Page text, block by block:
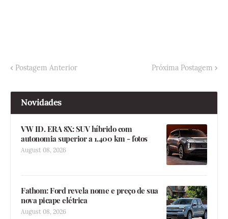
Postagem Anterior Próxima Postagem
Novidades
VW ID. ERA 8X: SUV híbrido com
autonomia superior a 1.400 km - fotos
August 08, 2026
Fathom: Ford revela nome e preço de sua
nova picape elétrica
August 08, 2026